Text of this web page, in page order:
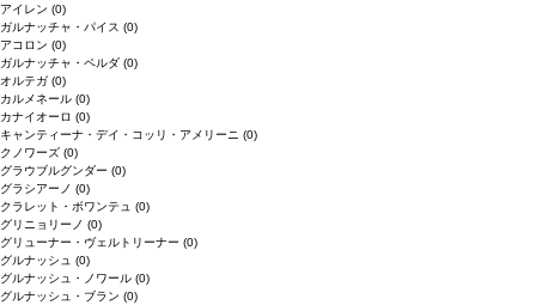
アイレン (0)
ガルナッチャ・パイス (0)
アコロン (0)
ガルナッチャ・ペルダ (0)
オルテガ (0)
カルメネール (0)
カナイオーロ (0)
キャンティーナ・デイ・コッリ・アメリーニ (0)
クノワーズ (0)
グラウブルグンダー (0)
グラシアーノ (0)
クラレット・ボワンテュ (0)
グリニョリーノ (0)
グリューナー・ヴェルトリーナー (0)
グルナッシュ (0)
グルナッシュ・ノワール (0)
グルナッシュ・ブラン (0)